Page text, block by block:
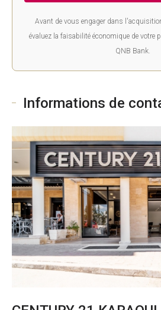
Avant de vous engager dans
évaluez la faisabilité économique de votre
QNB Bank.
Informations de